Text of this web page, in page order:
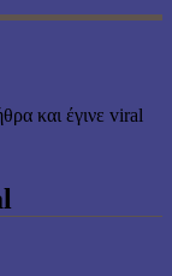
και έγινε viral